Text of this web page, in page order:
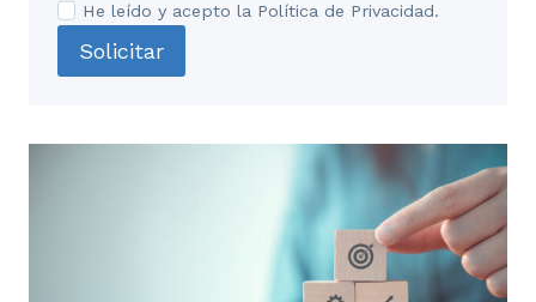
He leído y acepto la Política de Privacidad.
Solicitar